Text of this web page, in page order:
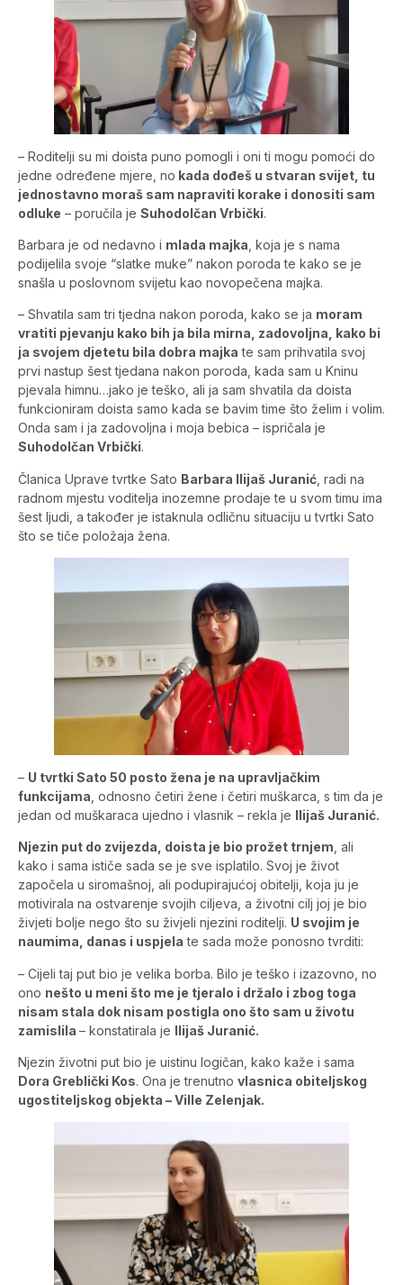
– Roditelji su mi doista puno pomogli i oni ti mogu pomoći do
jedne određene mjere, no kada dođeš u stvaran svijet, tu
jednostavno moraš sam napraviti korake i donositi sam
odluke – poručila je Suhodolčan Vrbički.
Barbara je od nedavno i mlada majka , koja je s nama
podijelila svoje “slatke muke” nakon poroda te kako se je
snašla u poslovnom svijetu kao novopečena majka.
– Shvatila sam tri tjedna nakon poroda, kako se ja moram
vratiti pjevanju kako bih ja bila mirna, zadovoljna, kako bi
ja svojem djetetu bila dobra majka te sam prihvatila svoj
prvi nastup šest tjedana nakon poroda, kada sam u Kninu
pjevala himnu…jako je teško, ali ja sam shvatila da doista
funkcioniram doista samo kada se bavim time što želim i volim.
Onda sam i ja zadovoljna i moja bebica – ispričala je
Suhodolčan Vrbički.
Članica Uprave tvrtke Sato Barbara Ilijaš Juranić , radi na
radnom mjestu voditelja inozemne prodaje te u svom timu ima
šest ljudi, a također je istaknula odličnu situaciju u tvrtki Sato
što se tiče položaja žena.
– U tvrtki Sato 50 posto žena je na upravljačkim
funkcijama , odnosno četiri žene i četiri muškarca, s tim da je
jedan od muškaraca ujedno i vlasnik – rekla je Ilijaš Juranić.
Njezin put do zvijezda, doista je bio prožet trnjem , ali
kako i sama ističe sada se je sve isplatilo. Svoj je život
započela u siromašnoj, ali podupirajućoj obitelji, koja ju je
motivirala na ostvarenje svojih ciljeva, a životni cilj joj je bio
živjeti bolje nego što su živjeli njezini roditelji. U svojim je
naumima, danas i uspjela te sada može ponosno tvrditi:
– Cijeli taj put bio je velika borba. Bilo je teško i izazovno, no
ono nešto u meni što me je tjeralo i držalo i zbog toga
nisam stala dok nisam postigla ono što sam u životu
zamislila – konstatirala je Ilijaš Juranić.
Njezin životni put bio je uistinu logičan, kako kaže i sama
Dora Greblički Kos. Ona je trenutno vlasnica obiteljskog
ugostiteljskog objekta – Ville Zelenjak.